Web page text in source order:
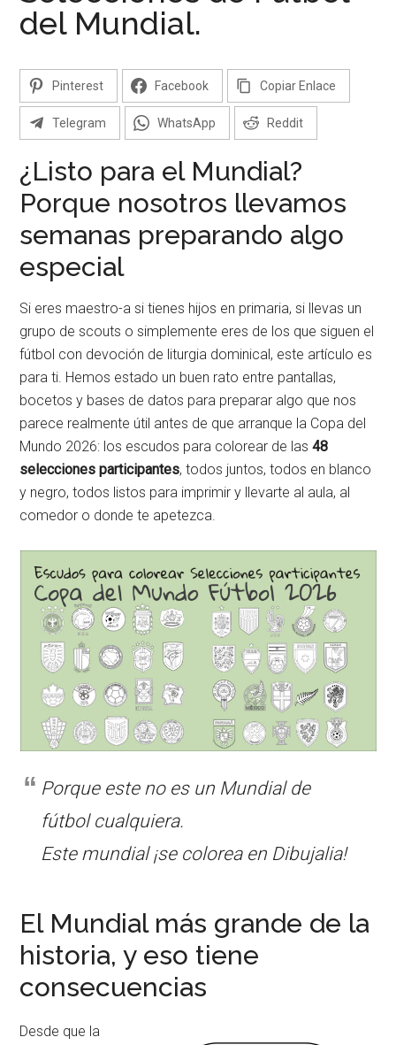
pintar.
del Mundial.
Pinterest Facebook Copiar Enlace
Telegram WhatsApp Reddit
¿Listo para el Mundial?
Porque nosotros llevamos
semanas preparando algo
especial
Si eres maestro-a si tienes hijos en primaria, si llevas un
grupo de scouts o simplemente eres de los que siguen el
fútbol con devoción de liturgia dominical, este artículo es
para ti. Hemos estado un buen rato entre pantallas,
bocetos y bases de datos para preparar algo que nos
parece realmente útil antes de que arranque la Copa del
Mundo 2026: los escudos para colorear de las48
selecciones participantes, todos juntos, todos en blanco
y negro, todos listos para imprimir y llevarte al aula, al
comedor o donde te apetezca.
Porque este no es un Mundial de
fútbol cualquiera.
Este mundial ¡se colorea en Dibujalia!
El Mundial más grande de la
historia, y eso tiene
consecuencias
Desde que la